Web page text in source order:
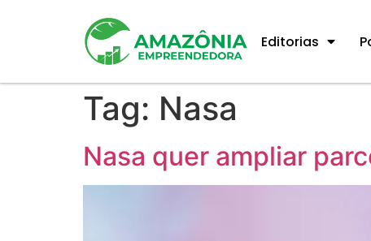
Editorias
Tag: Nasa
Nasa quer ampliar